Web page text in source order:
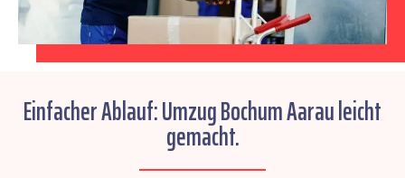
Einfacher Ablauf: Umzug Bochum Aarau leicht
gemacht.